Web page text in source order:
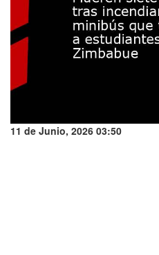
11 de Junio, 2026 03:50